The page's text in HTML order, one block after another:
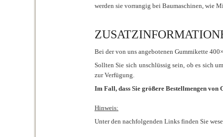
werden sie vorrangig bei Baumaschinen, wie
Bei der von uns angebotenen Gummikette
Sollten Sie sich unschlüssig sein, ob es sich
zur Verfügung.
Im Fall, dass Sie größere Bestellmengen
Hinweis:
Unter den nachfolgenden Links finden Sie